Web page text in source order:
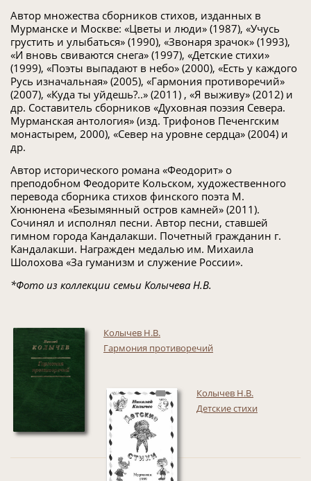
Автор множества сборников стихов, изданных в
Мурманске и Москве: «Цветы и люди» (1987), «Учусь
грустить и улыбаться» (1990), «Звонаря зрачок» (1993),
«И вновь свиваются снега» (1997), «Детские стихи»
(1999), «Поэты выпадают в небо» (2000), «Есть у каждого
Русь изначальная» (2005), «Гармония противоречий»
(2007), «Куда ты уйдешь?..» (2011) , «Я выживу» (2012) и
др. Составитель сборников «Духовная поэзия Севера.
Мурманская антология» (изд. Трифонов Печенгским
монастырем, 2000), «Север на уровне сердца» (2004) и
др.
Автор исторического романа «Феодорит» о
преподобном Феодорите Кольском, художественного
перевода сборника стихов финского поэта М.
Хюнюнена «Безымянный остров камней» (2011).
Сочинял и исполнял песни. Автор песни, ставшей
гимном города Кандалакши. Почетный гражданин г.
Кандалакши. Награжден медалью им. Михаила
Шолохова «За гуманизм и служение России».
*Фото из коллекции семьи Колычева Н.В.
Колычев Н.В.
Гармония противоречий
Колычев Н.В.
Детские стихи